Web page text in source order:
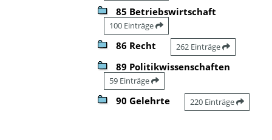
85 Betriebswirtschaft
100 Einträge
86 Recht 262 Einträge
89 Politikwissenschaften
59 Einträge
90 Gelehrte 220 Einträge